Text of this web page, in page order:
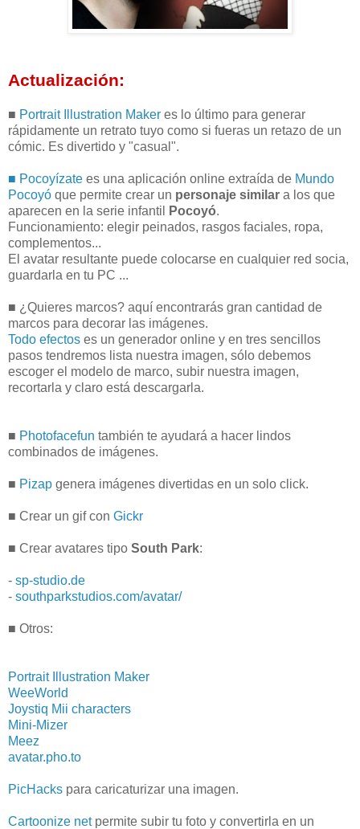
Actualización:
■ Portrait Illustration Maker es lo último para generar
rápidamente un retrato tuyo como si fueras un retazo de un
cómic. Es divertido y "casual".
■ Pocoyízate es una aplicación online extraída de Mundo
Pocoyó que permite crear un personaje similar a los que
aparecen en la serie infantil
Pocoyó.
Funcionamiento: elegir peinados, rasgos faciales, ropa,
complementos...
El avatar resultante puede colocarse en cualquier red socia,
guardarla en tu PC ...
■ ¿Quieres marcos? aquí encontrarás gran cantidad de
marcos para decorar las imágenes.
Todo efectos es un generador online y en tres sencillos
pasos tendremos lista nuestra imagen, sólo debemos
escoger el modelo de marco, subir nuestra imagen,
recortarla y claro está descargarla.
■ Photofacefun también te ayudará a hacer lindos
combinados de imágenes.
■ Pizap genera imágenes divertidas en un solo click.
■ Crear un gif con Gickr
■ Crear avatares tipo South Park:
- sp-studio.de
- southparkstudios.com/avatar/
■ Otros:
Portrait Illustration Maker
WeeWorld
Joystiq Mii characters
Mini-Mizer
Meez
avatar.pho.to
PicHacks para caricaturizar una imagen.
Cartoonize netpermite subir tu foto y convertirla en un